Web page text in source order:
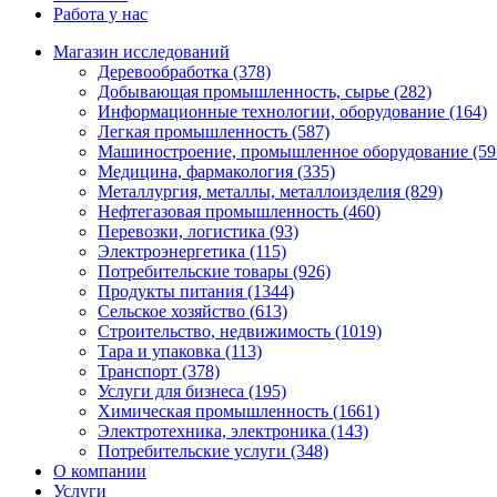
Работа у нас
Магазин исследований
Деревообработка (378)
Добывающая промышленность, сырье (282)
Информационные технологии, оборудование (164)
Легкая промышленность (587)
Машиностроение, промышленное оборудование
Медицина, фармакология (335)
Металлургия, металлы, металлоизделия (829)
Нефтегазовая промышленность (460)
Перевозки, логистика (93)
Электроэнергетика (115)
Потребительские товары (926)
Продукты питания (1344)
Сельское хозяйство (613)
Строительство, недвижимость (1019)
Тара и упаковка (113)
Транспорт (378)
Услуги для бизнеса (195)
Химическая промышленность (1661)
Электротехника, электроника (143)
Потребительские услуги (348)
О компании
Услуги